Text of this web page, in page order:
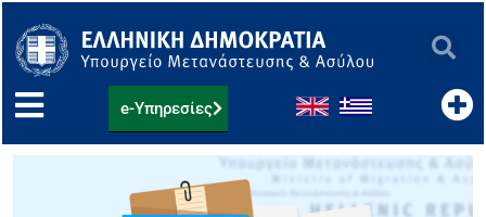
στο
περιεχόμενο
e-Υπηρεσίες